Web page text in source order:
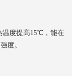
度提高15℃，能在
度。